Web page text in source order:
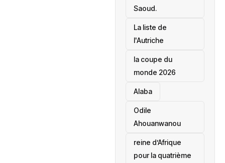
Saoud.
‎La liste de
l'Autriche
la coupe du
monde 2026
Alaba
Odile
Ahouanwanou
reine d’Afrique
pour la quatrième